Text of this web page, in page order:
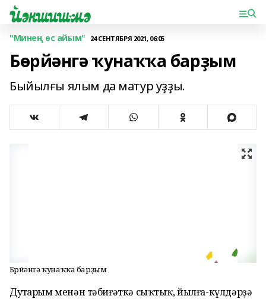
"Минең өс айым" 24 СЕНТЯБРЯ 2021, 06:05
Бөрйәнгә ҡунаҡҡа барҙым
Быйылғы ялым да матур уҙҙы.
Бөрйәнгә ҡунаҡҡа барҙым
Дуҫтарым менән тәбиғәткә сыҡтыҡ, йыл­ға-күлдәрҙә